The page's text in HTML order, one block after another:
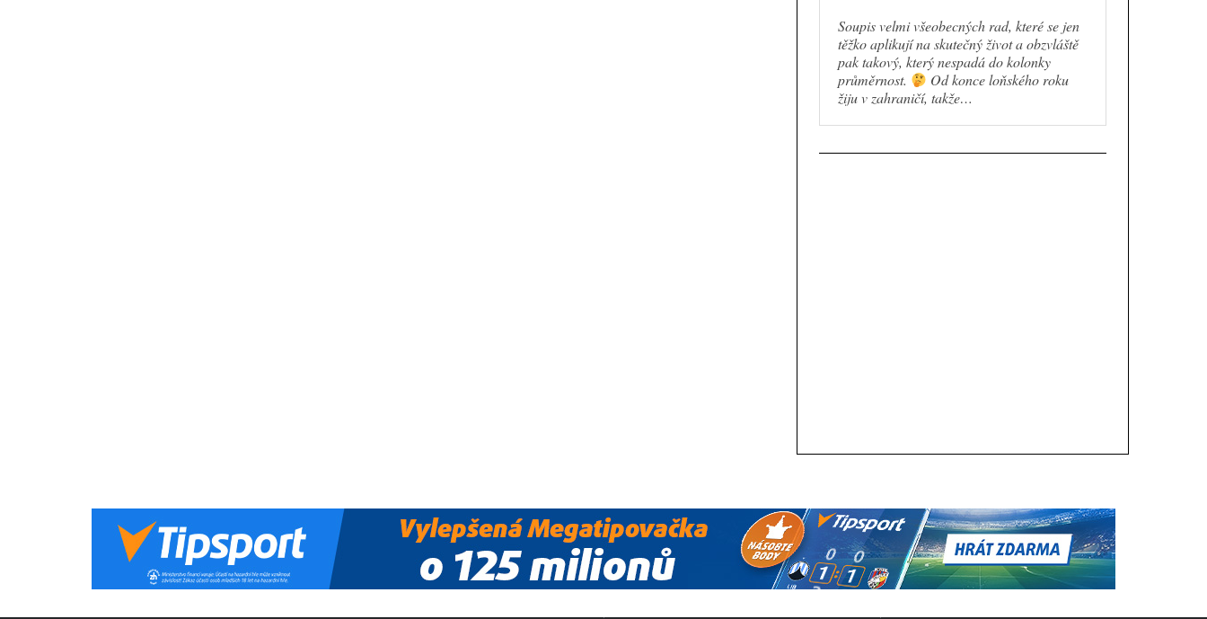
Soupis velmi všeobecných rad, které se jen
těžko aplikují na skutečný život a obzvláště
pak takový, který nespadá do kolonky
průměrnost.
Od konce loňského roku
žiju v zahraničí, takže…